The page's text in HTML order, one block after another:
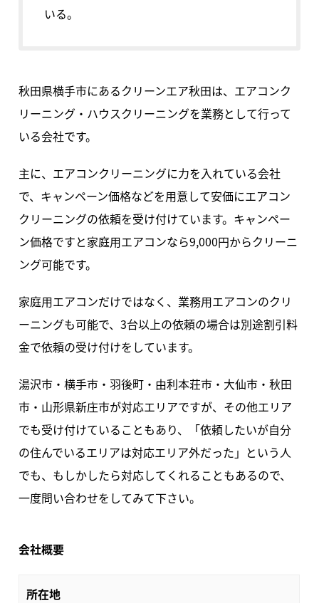
いる。
秋田県横手市にあるクリーンエア秋田は、エアコンク
リーニング・ハウスクリーニングを業務として行って
いる会社です。
主に、エアコンクリーニングに力を入れている会社
で、キャンペーン価格などを用意して安価にエアコン
クリーニングの依頼を受け付けています。キャンペー
ン価格ですと家庭用エアコンなら9,000円からクリーニ
ング可能です。
家庭用エアコンだけではなく、業務用エアコンのクリ
ーニングも可能で、3台以上の依頼の場合は別途割引料
金で依頼の受け付けをしています。
湯沢市・横手市・羽後町・由利本荘市・大仙市・秋田
市・山形県新庄市が対応エリアですが、その他エリア
でも受け付けていることもあり、「依頼したいが自分
の住んでいるエリアは対応エリア外だった」という人
でも、もしかしたら対応してくれることもあるので、
一度問い合わせをしてみて下さい。
会社概要
所在地